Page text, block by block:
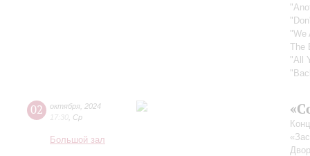
"We
The
"All
02 октября 2024
17:30 Ср
Большой зал